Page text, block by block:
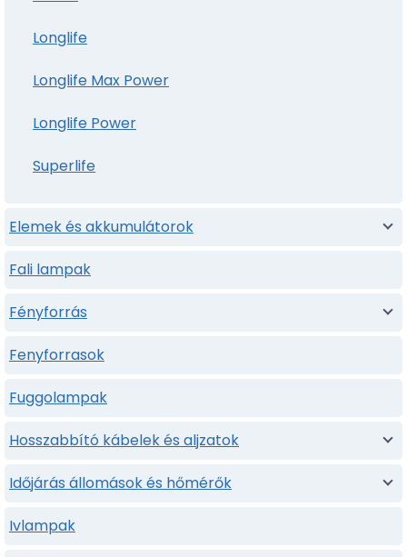
Longlife
Longlife Max Power
Longlife Power
Superlife
Elemek és akkumulátorok
Fali lampak
Fényforrás
Fenyforrasok
Fuggolampak
Hosszabbító kábelek és aljzatok
Időjárás állomások és hőmérők
Ivlampak